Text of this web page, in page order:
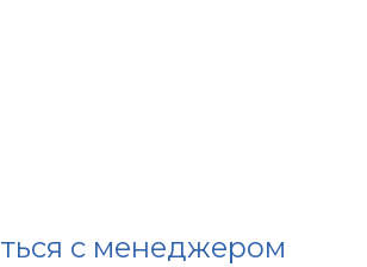
с менеджером